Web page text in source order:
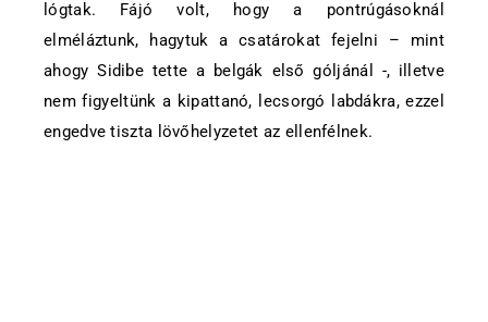
lógtak. Fájó volt, hogy a pontrúgásoknál
elméláztunk, hagytuk a csatárokat fejelni – mint
ahogy Sidibe tette a belgák első góljánál -, illetve
nem figyeltünk a kipattanó, lecsorgó labdákra, ezzel
engedve tiszta lövőhelyzetet az ellenfélnek.